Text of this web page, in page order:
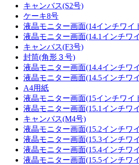
キャンバス(S2号)
ケーキ8号
液晶モニター画面(14インチワイ
液晶モニター画面(14.1インチワ
キャンバス(F3号)
封筒(角形３号)
液晶モニター画面(14.4インチワ
液晶モニター画面(14.5インチワ
A4用紙
液晶モニター画面(15インチワイ
液晶モニター画面(15.1インチワ
キャンバス(M4号)
液晶モニター画面(15.2インチワ
液晶モニター画面(15.3インチワ
液晶モニター画面(15.4インチワ
液晶モニター画面(15.5インチワ